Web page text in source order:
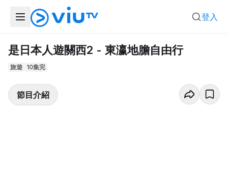
登入
是日本人遊關西2 - 東瀛地膽自由行
旅遊 10集完
節目介紹